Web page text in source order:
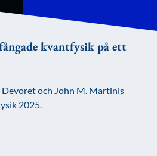
kvantfysik på ett
Devoret och John M. Martinis
2025.